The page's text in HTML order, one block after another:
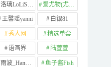
洛璃LoLiSAMA 爱尤物(尤果网)
王馨瑶yanni 白银81
秀人网 精选单套
语画界 陆萱萱
雨波_HaneAme 鱼子酱Fish